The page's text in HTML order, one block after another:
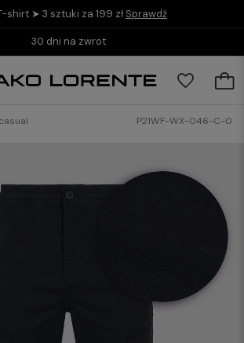
shirt ➤ 3 sztuki za 199 zł Sprawdź
teraz i zapłać do 30 dni z PayPo
P21WF-WX-046-C-0